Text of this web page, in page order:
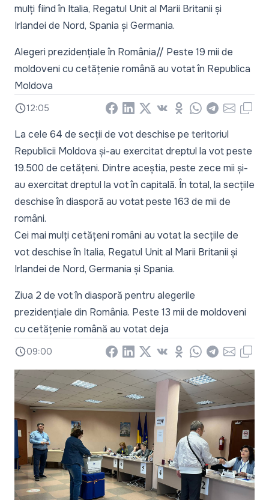
mulți fiind în Italia, Regatul Unit al Marii Britanii și
Irlandei de Nord, Spania și Germania.
Alegeri prezidențiale în România// Peste 19 mii de
moldoveni cu cetățenie română au votat în Republica
Moldova
12:05 Facebook
LinkedIn
X Vkontakte
Odnoklassniki
WhatsApp
Telegram
EmailCopy
La cele 64 de secții de vot deschise pe teritoriul
Republicii Moldova și-au exercitat dreptul la vot peste
19.500 de cetățeni. Dintre aceștia, peste zece mii și-
au exercitat dreptul la vot în capitală. În total, la secțiile
deschise în diasporă au votat peste 163 de mii de
români.
Cei mai mulți cetățeni români au votat la secțiile de
vot deschise în Italia, Regatul Unit al Marii Britanii și
Irlandei de Nord, Germania și Spania.
Ziua 2 de vot în diasporă pentru alegerile
prezidențiale din România. Peste 13 mii de moldoveni
cu cetățenie română au votat deja
09:00 Facebook
LinkedIn
X Vkontakte
Odnoklassniki
WhatsApp
Telegram
EmailCopy